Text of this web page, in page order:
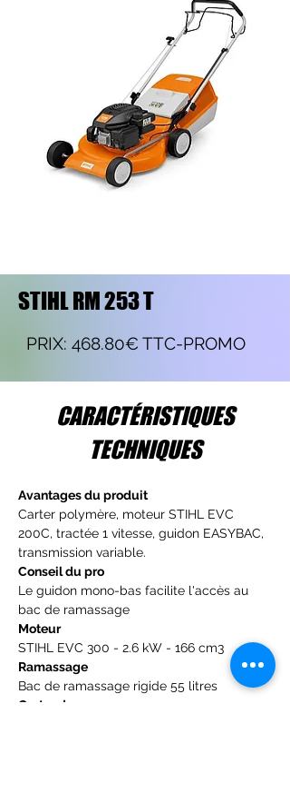
STIHL RM 253 T
PRIX: 468.80€ TTC-PROMO
CARACTÉRISTIQUES
TECHNIQUES
Avantages du produit
Carter polymère, moteur STIHL EVC
200C, tractée 1 vitesse, guidon EASYBAC,
transmission variable.
Conseil du pro
Le guidon mono-bas facilite l'accès au
bac de ramassage
Moteur
STIHL EVC 300 - 2.6 kW - 166 cm3
Ramassage
Bac de ramassage rigide 55 litres
Carter de coupe